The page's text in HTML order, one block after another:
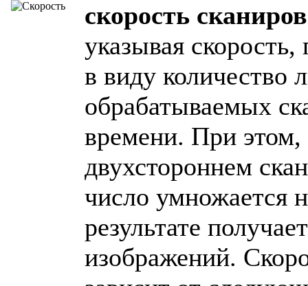
скорость
указывая
в виду количество
обрабатываемых
времени. При этом,
двухстороннем
число умножается
результате
изображений.